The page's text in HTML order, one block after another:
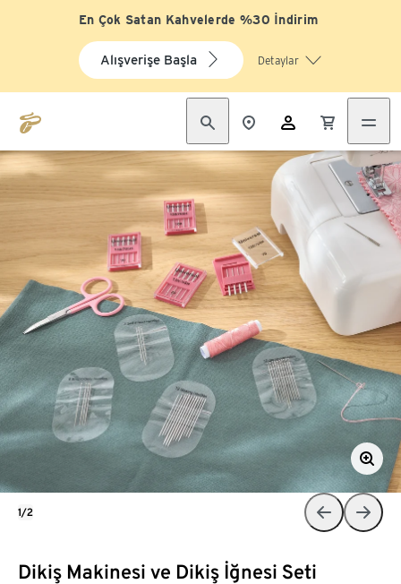
En Çok Satan Kahvelerde %30 İndirim
Alışverişe Başla Detaylar
Dikiş Makinesi ve Dikiş İğnesi Seti
1/2